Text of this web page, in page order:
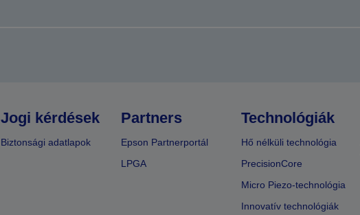
Jogi kérdések
Biztonsági adatlapok
Partners
Epson Partnerportál
LPGA
Technológiák
Hő nélküli technológia
PrecisionCore
Micro Piezo-technológia
Innovatív technológiák